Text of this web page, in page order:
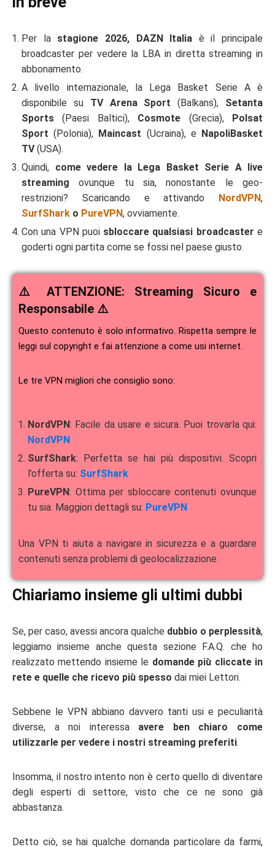
Per la stagione 2026, DAZN Italia è il principale
broadcaster per vedere la LBA in diretta streaming in
abbonamento.
A livello internazionale, la Lega Basket Serie A è
disponibile su TV Arena Sport (Balkans), Setanta
Sports (Paesi Baltici), Cosmote (Grecia), Polsat
Sport (Polonia), Maincast (Ucraina), e NapoliBasket
TV(USA).
Quindi, come vedere la Lega Basket Serie A live
streaming ovunque tu sia, nonostante le geo-
restrizioni? Scaricando e attivando NordVPN,
SurfShark o PureVPN, ovviamente.
Con una VPN puoi sbloccare qualsiasi broadcaster e
goderti ogni partita come se fossi nel paese giusto.
⚠️ ATTENZIONE: Streaming Sicuro e
Responsabile ⚠️
Questo contenuto è solo informativo. Rispetta sempre le
leggi sul copyright e fai attenzione a come usi internet.
Le tre VPN migliori che consiglio sono:
NordVPN: Facile da usare e sicura. Puoi trovarla qui:
NordVPN
SurfShark: Perfetta se hai più dispositivi. Scopri
l’offerta su: SurfShark
PureVPN: Ottima per sbloccare contenuti ovunque
tu sia. Maggiori dettagli su: PureVPN
Una VPN ti aiuta a navigare in sicurezza e a guardare
contenuti senza problemi di geolocalizzazione.
Chiariamo insieme gli ultimi dubbi
Se, per caso, avessi ancora qualche dubbio o perplessità,
leggiamo insieme anche questa sezione F.A.Q. che ho
realizzato mettendo insieme le domande più cliccate in
rete e quelle che ricevo più spesso dai miei Lettori.
Sebbene le VPN abbiano davvero tanti usi e peculiarità
diverse, a noi interessa avere ben chiaro come
utilizzarle per vedere i nostri streaming preferiti.
Insomma, il nostro intento non è certo quello di diventare
degli esperti di settore, visto che ce ne sono già
abbastanza.
Detto ciò, se hai qualche domanda particolare da farmi,